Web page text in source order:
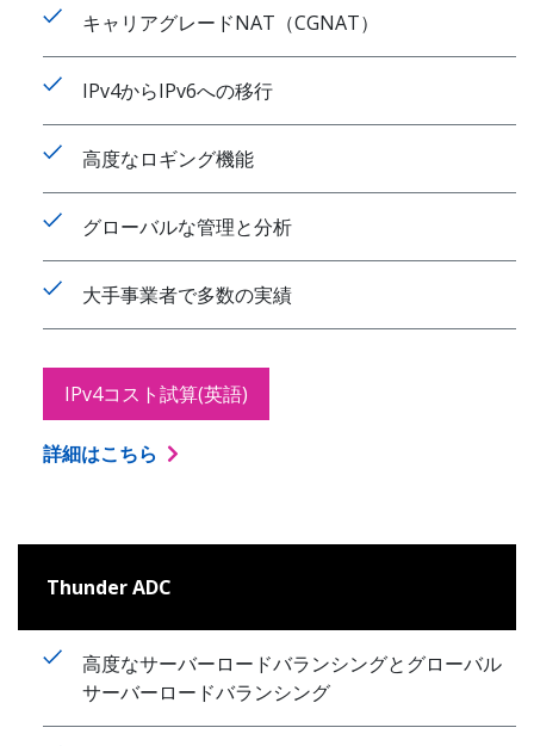
キャリアグレードNAT（CGNAT）
IPv4からIPv6への移行
高度なロギング機能
グローバルな管理と分析
大手事業者で多数の実績
IPv4コスト試算(英語)
詳細はこちら
Thunder ADC
高度なサーバーロードバランシングとグローバル
サーバーロードバランシング